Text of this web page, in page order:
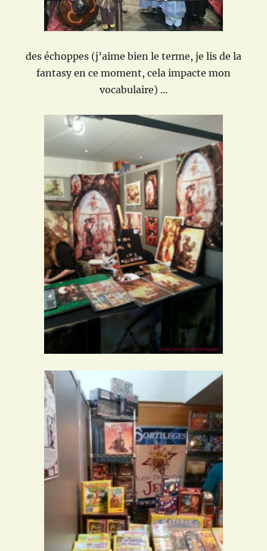
des échoppes (j’aime bien le terme, je lis de la
fantasy en ce moment, cela impacte mon
vocabulaire) …